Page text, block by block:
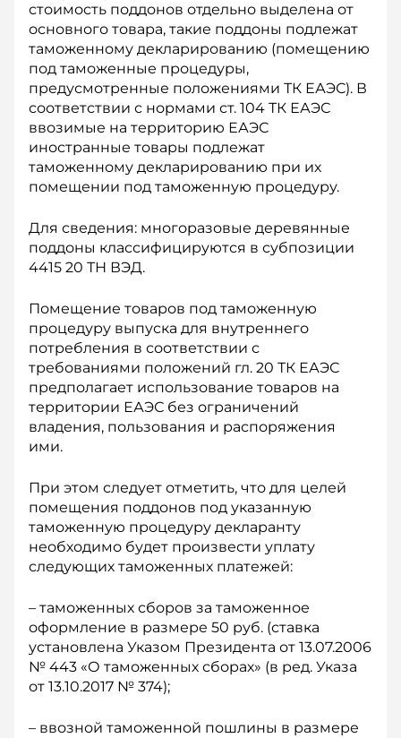
стоимость поддонов отдельно выделена от
основного товара, такие поддоны подлежат
таможенному декларированию (помещению
под таможенные процедуры,
предусмотренные положениями ТК ЕАЭС). В
соответствии с нормами ст. 104 ТК ЕАЭС
ввозимые на территорию ЕАЭС
иностранные товары подлежат
таможенному декларированию при их
помещении под таможенную процедуру.
Для сведения: многоразовые деревянные
поддоны классифицируются в субпозиции
4415 20 ТН ВЭД.
Помещение товаров под таможенную
процедуру выпуска для вну­треннего
потребления в соответствии с
требованиями положений гл. 20 ТК ЕАЭС
предполагает использование товаров на
территории ЕАЭС без ограничений
владения, пользования и распоряжения
ими.
При этом следует отметить, что для целей
помещения поддонов под указанную
таможенную процедуру декларанту
необходимо будет произвести уплату
следующих таможенных платежей:
– таможенных сборов за таможенное
оформление в размере 50 руб. (ставка
установлена Указом Президента от 13.07.2006
№ 443 «О таможенных сборах» (в ред. Указа
от 13.10.2017 № 374);
– ввозной таможенной пошлины в размере